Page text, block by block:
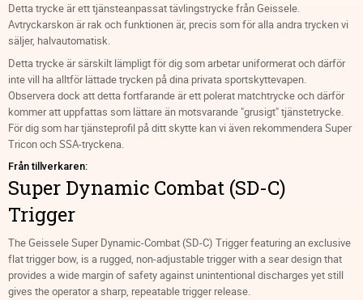
Detta trycke är ett tjänsteanpassat tävlingstrycke från Geissele.
Avtryckarskon är rak och funktionen är, precis som för alla andra trycken vi
säljer, halvautomatisk.
Detta trycke är särskilt lämpligt för dig som arbetar uniformerat och därför
inte vill ha alltför lättade trycken på dina privata sportskyttevapen.
Observera dock att detta fortfarande är ett polerat matchtrycke och därför
kommer att uppfattas som lättare än motsvarande "grusigt" tjänstetrycke.
För dig som har tjänsteprofil på ditt skytte kan vi även rekommendera Super
Tricon och SSA-tryckena.
Från tillverkaren:
Super Dynamic Combat (SD-C)
Trigger
The Geissele Super Dynamic-Combat (SD-C) Trigger featuring an exclusive
flat trigger bow, is a rugged, non-adjustable trigger with a sear design that
provides a wide margin of safety against unintentional discharges yet still
gives the operator a sharp, repeatable trigger release.